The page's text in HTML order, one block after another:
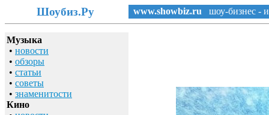
Шоубиз.Ру www.showbiz.ru шоу-бизнес -
Музыка
• новости
• обзоры
• статьи
• советы
• знаменитости
Кино